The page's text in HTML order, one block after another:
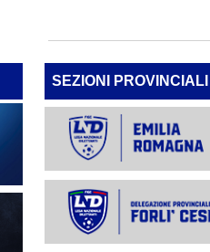
SEZIONI PROVINCIALI